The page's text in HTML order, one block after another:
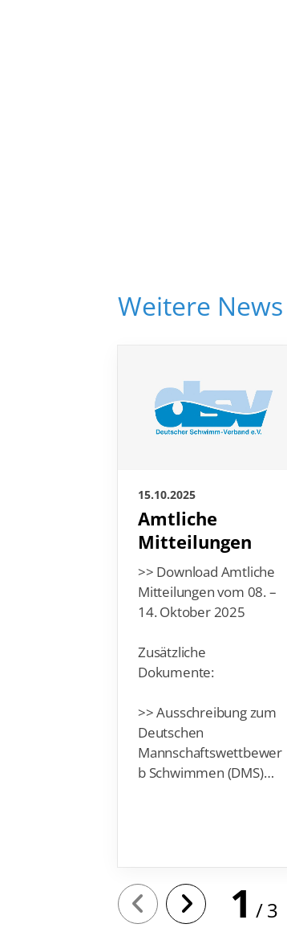
Weitere News
15.10.2025
Amtliche
Mitteilungen
>> Download Amtliche
Mitteilungen vom 08. –
14. Oktober 2025
Zusätzliche
Dokumente:
>> Ausschreibung zum
Deutschen
Mannschaftswettbewer
b Schwimmen (DMS)…
1 3